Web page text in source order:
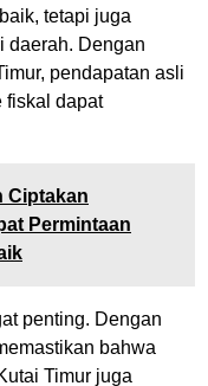
tetapi juga
daerah. Dengan
pendapatan asli
fiskal dapat
Ciptakan
Permintaan
penting. Dengan
bahwa
Timur juga